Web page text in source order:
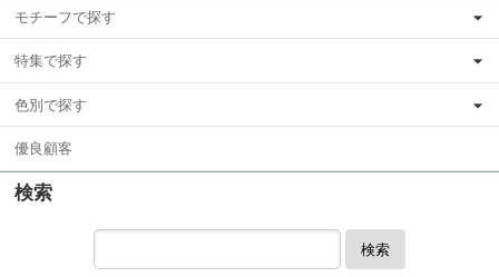
モチーフで探す
特集で探す
色別で探す
優良顧客
検索
検索